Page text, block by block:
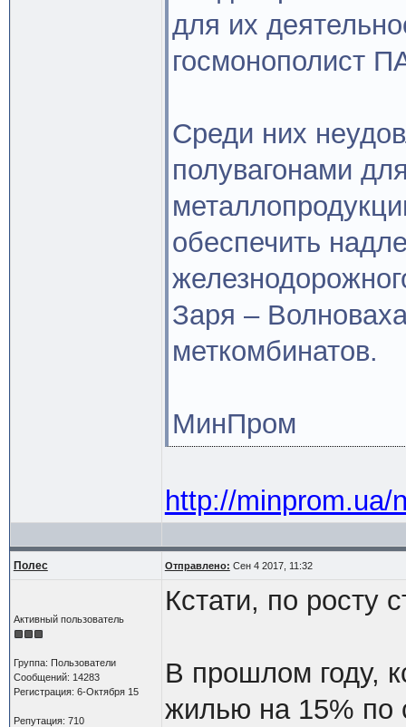
для их
госмонополист
Среди них
полувагонами
обеспечить
Заря –
меткомбинатов.
МинПром
http://minprom.ua/
Полес Отправлено: Сен 4 2017, 11:32
Активный пользователь
Группа: Пользователи
Сообщений: 14283
Регистрация: 6-Октября 15
Репутация: 710
Кстати, по росту
В прошлом году,
жилью на 15% по